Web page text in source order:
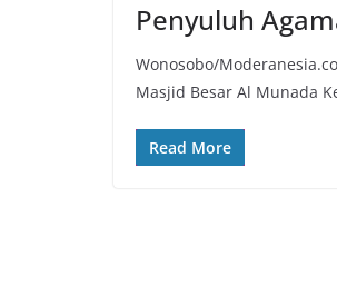
Penyuluh
Wonosobo/
Masjid Besar Al Munada
Read More